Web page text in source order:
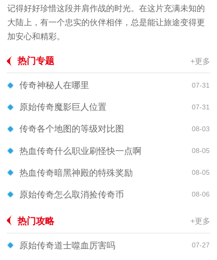
记得好好珍惜这段并肩作战的时光。在这片充满未知的
大陆上，有一个忠实的伙伴相伴，总是能让旅途变得更
加安心和精彩。
热门专题 +更多
传奇神秘人在哪里 07-31
原始传奇魔影巨人位置 07-31
传奇各个地图的等级对比图 08-03
热血传奇什么职业刷怪快一点啊 08-05
热血传奇暗黑神殿的特殊奖励 08-05
原始传奇怎么取消捡传奇币 08-06
热门攻略 +更多
原始传奇道士噬血厉害吗 07-27